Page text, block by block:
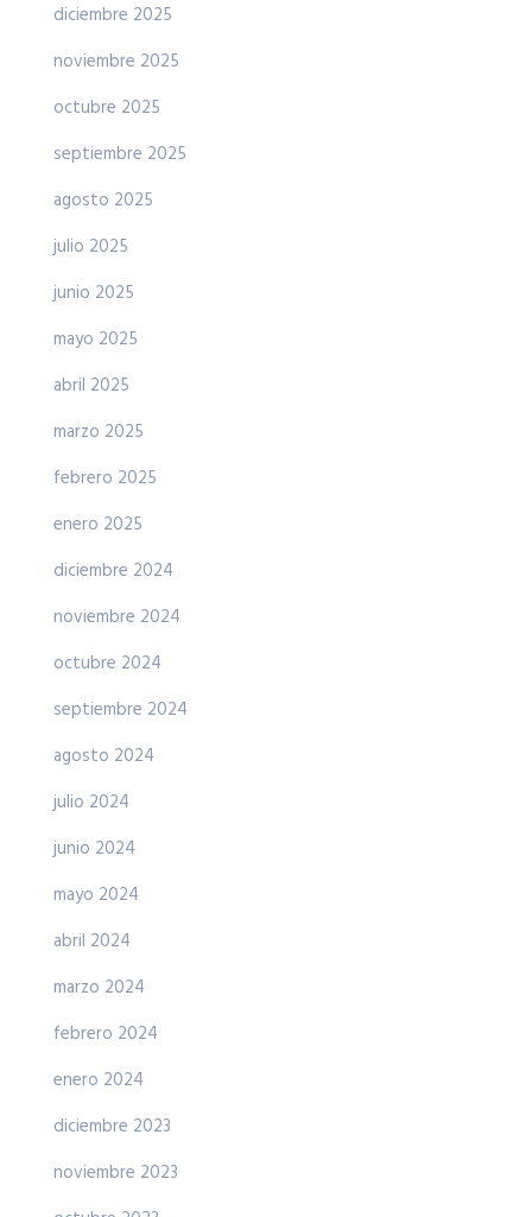
diciembre 2025
noviembre 2025
octubre 2025
septiembre 2025
agosto 2025
julio 2025
junio 2025
mayo 2025
abril 2025
marzo 2025
febrero 2025
enero 2025
diciembre 2024
noviembre 2024
octubre 2024
septiembre 2024
agosto 2024
julio 2024
junio 2024
mayo 2024
abril 2024
marzo 2024
febrero 2024
enero 2024
diciembre 2023
noviembre 2023